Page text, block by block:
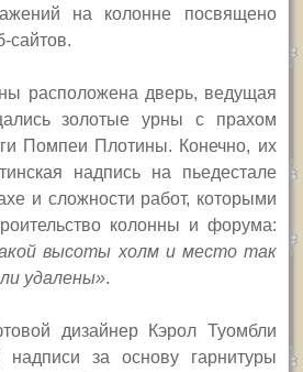
на колонне посвящено
сайтов.
расположена дверь, ведущая
золотые урны с прахом
Помпеи Плотины. Конечно, их
надпись на пьедестале
и сложности работ, которыми
колонны и форума:
высоты холм и место так
удалены».
дизайнер Кэрол Туомбли
за основу гарнитуры